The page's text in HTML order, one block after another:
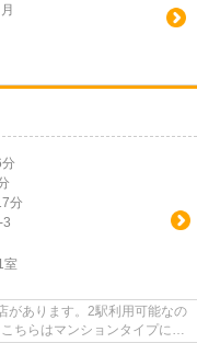
分
分
3
室
あります。2駅利用可能なの
ちらはマンションタイプにな